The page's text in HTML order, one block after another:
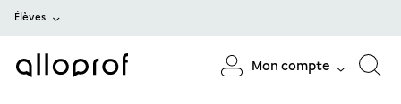
Élèves
Mon compte